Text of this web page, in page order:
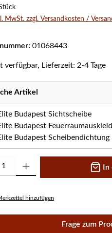
MwSt. zzgl. Versandkosten /
01068443
verfügbar, Lieferzeit: 2-4 Tage
Artikel
Budapest Sichtscheibe
Budapest
Budapest Scheibendichtung
Gib den gewünschten Wert
hinzufügen
Frage zum